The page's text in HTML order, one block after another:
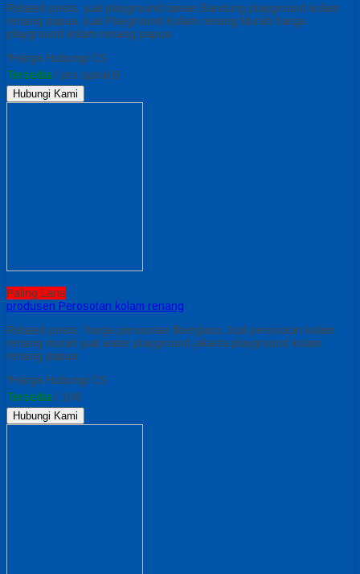
Related posts: jual playground taman Bandung playground kolam
renang papua Jual Playground Kolam renang Murah harga
playground kolam renang papua
*Harga Hubungi CS
Tersedia / prs spiral B
Hubungi Kami
Paling Laris
produsen Perosotan kolam renang
Related posts: harga perosotan fiberglass Jual perosotan kolam
renang murah jual water playground jakarta playground kolam
renang papua
*Harga Hubungi CS
Tersedia / 108
Hubungi Kami